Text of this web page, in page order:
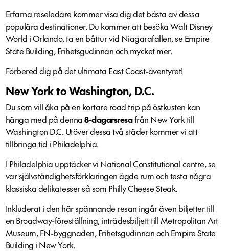
Erfarna reseledare kommer visa dig det bästa av dessa
populära destinationer. Du kommer att besöka Walt Disney
World i Orlando, ta en båttur vid Niagarafallen, se Empire
State Building, Frihetsgudinnan och mycket mer.
Förbered dig på det ultimata East Coast-äventyret!
New York to Washington, D.C.
Du som vill åka på en kortare road trip på östkusten kan
hänga med på denna8-dagarsresafrån New York till
Washington D.C. Utöver dessa två städer kommer vi att
tillbringa tid i Philadelphia.
I Philadelphia upptäcker vi National Constitutional centre, se
var självständighetsförklaringen ägde rum och testa några
klassiska delikatesser så som Philly Cheese Steak.
Inkluderat i den här spännande resan ingår även biljetter till
en Broadway-föreställning, inträdesbiljett till Metropolitan Art
Museum, FN-byggnaden, Frihetsgudinnan och Empire State
Building i New York.